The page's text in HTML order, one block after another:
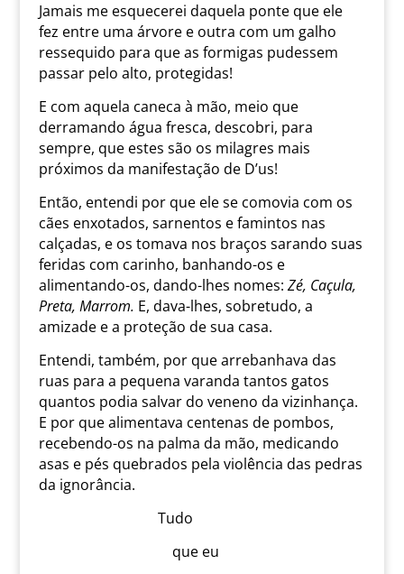
Jamais me esquecerei daquela ponte que ele
fez entre uma árvore e outra com um galho
ressequido para que as formigas pudessem
passar pelo alto, protegidas!
E com aquela caneca à mão, meio que
derramando água fresca, descobri, para
sempre, que estes são os milagres mais
próximos da manifestação de D’us!
Então, entendi por que ele se comovia com os
cães enxotados, sarnentos e famintos nas
calçadas, e os tomava nos braços sarando suas
feridas com carinho, banhando-os e
alimentando-os, dando-lhes nomes: Zé, Caçula,
Preta, Marrom. E, dava-lhes, sobretudo, a
amizade e a proteção de sua casa.
Entendi, também, por que arrebanhava das
ruas para a pequena varanda tantos gatos
quantos podia salvar do veneno da vizinhança.
E por que alimentava centenas de pombos,
recebendo-os na palma da mão, medicando
asas e pés quebrados pela violência das pedras
da ignorância.
Tudo
que eu